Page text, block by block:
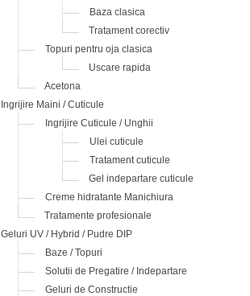
Baza clasica
Tratament corectiv
Topuri pentru oja clasica
Uscare rapida
Acetona
Ingrijire Maini / Cuticule
Ingrijire Cuticule / Unghii
Ulei cuticule
Tratament cuticule
Gel indepartare cuticule
Creme hidratante Manichiura
Tratamente profesionale
Geluri UV / Hybrid / Pudre DIP
Baze / Topuri
Solutii de Pregatire / Indepartare
Geluri de Constructie